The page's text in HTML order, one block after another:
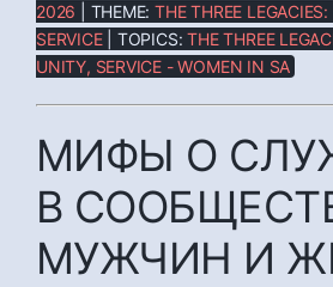
2026 | THEME:THE THREE
SERVICE| TOPICS:THE THREE
UNITY, SERVICE - WOMEN IN SA
МИФЫ О
В
МУЖЧИН И